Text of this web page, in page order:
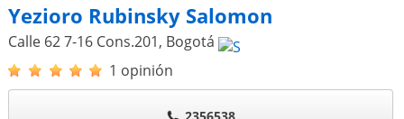
Yezioro Rubinsky Salomon
Calle 62 7-16 Cons.201, Bogotá
1 opinión